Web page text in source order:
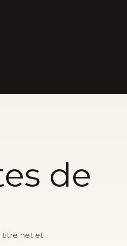
de
titre net et